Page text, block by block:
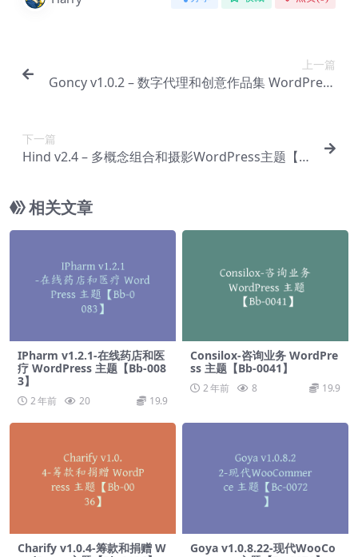
上一篇
Goncy v1.0.2 – 数字代理和创意作品集 WordPress
下一篇
Hind v2.4 – 多概念组合和摄影WordPress主题【Bi
相关文章
IPharm v1.2.1-在线药店和医
疗 WordPress 主题【Bb-008
3】
2 年前 20 19.9
Consilox-咨询业务 WordPre
ss 主题【Bb-0041】
2 年前 8 19.9
Charify v1.0.4-筹款和捐赠 W
Goya v1.0.8.22-现代WooCo